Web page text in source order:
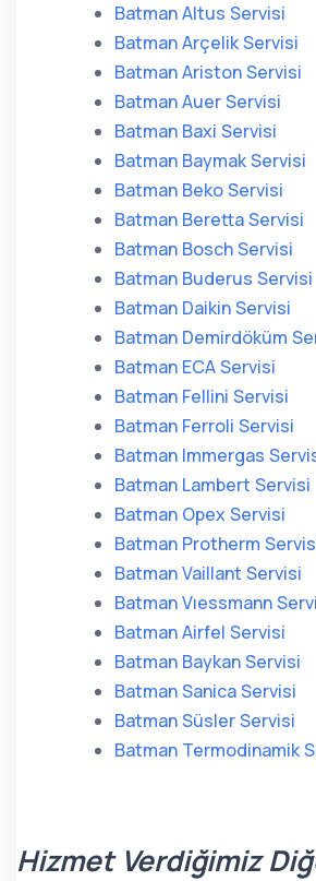
Batman Altus Servisi
Batman Arçelik Servisi
Batman Ariston Servisi
Batman Auer Servisi
Batman Baxi Servisi
Batman Baymak Servisi
Batman Beko Servisi
Batman Beretta Servisi
Batman Bosch Servisi
Batman Buderus Servisi
Batman Daikin Servisi
Batman Demirdöküm
Batman ECA Servisi
Batman Fellini Servisi
Batman Ferroli Servisi
Batman Immergas
Batman Lambert Servisi
Batman Opex Servisi
Batman Protherm
Batman Vaillant Servisi
Batman Vıessmann
Batman Airfel Servisi
Batman Baykan Servisi
Batman Sanica Servisi
Batman Süsler Servisi
Batman Termodinamik
Hizmet Verdiğimiz